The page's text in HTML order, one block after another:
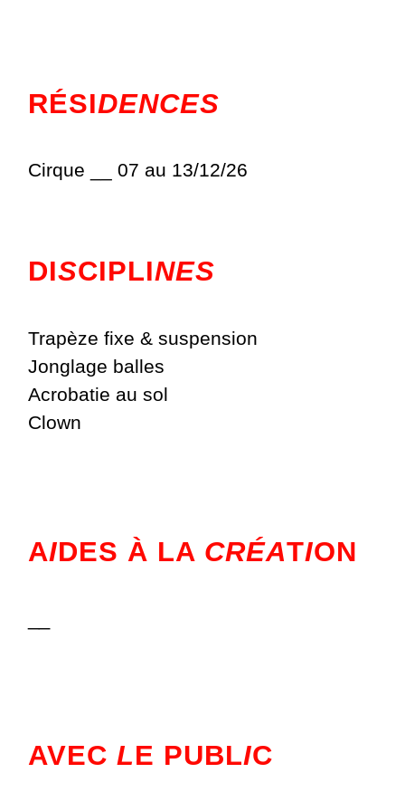
RÉSIDENCES
Cirque __ 07 au 13/12/26
DISCIPLINES
Trapèze fixe & suspension
Jonglage balles
Acrobatie au sol
Clown
AIDES À LA CRÉATION
AVECLE PUBLIC